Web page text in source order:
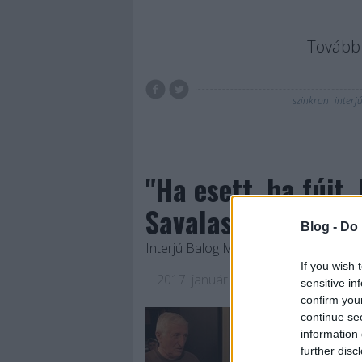
Blog -
If you wish
sensitive
confirm
continue
information
further
szinkron
"Ha esett, ha fújt,
Savalas"
Interjú Balog Mihállyal
2017. január 04.
Jasinka Ádám
Kis kihagyás
megismertetni a